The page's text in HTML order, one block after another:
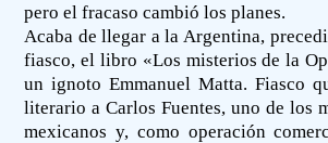
pero el fracaso cambió los planes.
Acaba de llegar a la Argentina,
fiasco, el libro «Los misterios de la
un ignoto Emmanuel Matta. Fiasco
literario a Carlos Fuentes, uno de los
mexicanos y, como operación